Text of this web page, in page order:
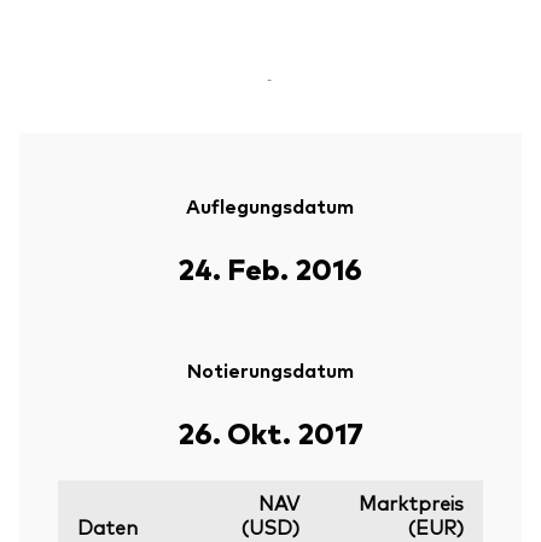
-
Auflegungsdatum
24. Feb. 2016
Notierungsdatum
26. Okt. 2017
Daten
NAV
(USD)
Marktpreis
(EUR)